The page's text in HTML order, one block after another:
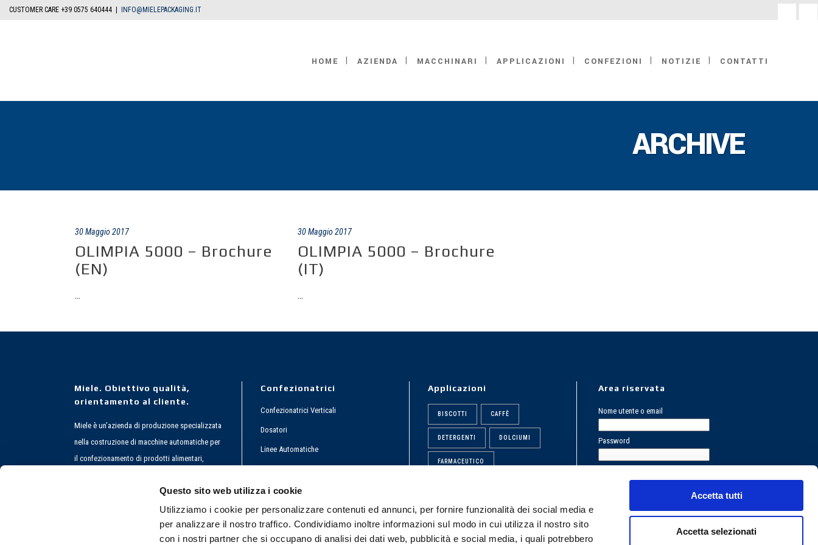
Questo sito web utilizza i cookie
Utilizziamo i cookie per personalizzare contenuti ed annunci, per fornire funzionalità dei social media e
per analizzare il nostro traffico. Condividiamo inoltre informazioni sul modo in cui utilizza il nostro sito
con i nostri partner che si occupano di analisi dei dati web, pubblicità e social media, i quali potrebbero
Accetta tutti
Accetta selezionati
CUSTOMER CARE +39 0575 640444 | INFO@MIELEPACKAGING.IT
HOME AZIENDA MACCHINARI APPLICAZIONI CONFEZIONI NOTIZIE CONTATTI
ARCHIVE
30 Maggio 2017
OLIMPIA 5000 – Brochure
(EN)
...
30 Maggio 2017
OLIMPIA 5000 – Brochure
(IT)
...
Miele. Obiettivo qualità,
orientamento al cliente.
Miele è un’azienda di produzione specializzata
nella costruzione di macchine automatiche per
il confezionamento di prodotti alimentari,
confezionatrici inclinate e confezionatrici a
Confezionatrici
Confezionatrici Verticali
Dosatori
Linee Automatiche
Applicazioni
BISCOTTI CAFFÈ
DETERGENTI DOLCIUMI
FARMACEUTICO
PASTA POLVERI
Area riservata
Nome utente o email
Password